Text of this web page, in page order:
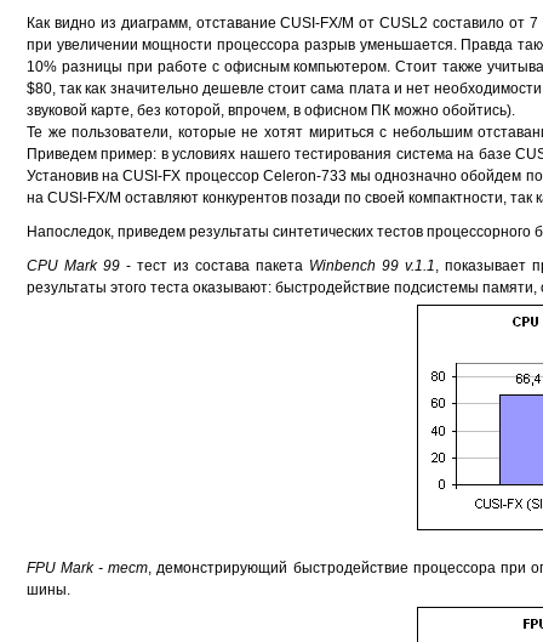
Как видно из диаграмм, отставание CUSI-FX/M от CUSL2 составило
при увеличении мощности процессора разрыв уменьшается. Правда
10% разницы при работе с офисным компьютером. Стоит также
$80, так как значительно дешевле стоит сама плата и нет
звуковой карте, без которой, впрочем, в офисном ПК можно обойтись).
Те же пользователи, которые не хотят мириться с небольшим
Приведем пример: в условиях нашего тестирования система на базе
Установив на CUSI-FX процессор Celeron-733 мы однозначно обойдем
на CUSI-FX/M оставляют конкурентов позади по своей компактности,
Напоследок, приведем результаты синтетических тестов процессорного
СPU Mark 99 - тест из состава пакета Winbench 99 v.1.1, показывает
результаты этого теста оказывают: быстродействие подсистемы
FPU Mark - тест, демонстрирующий быстродействие процессора при
шины.